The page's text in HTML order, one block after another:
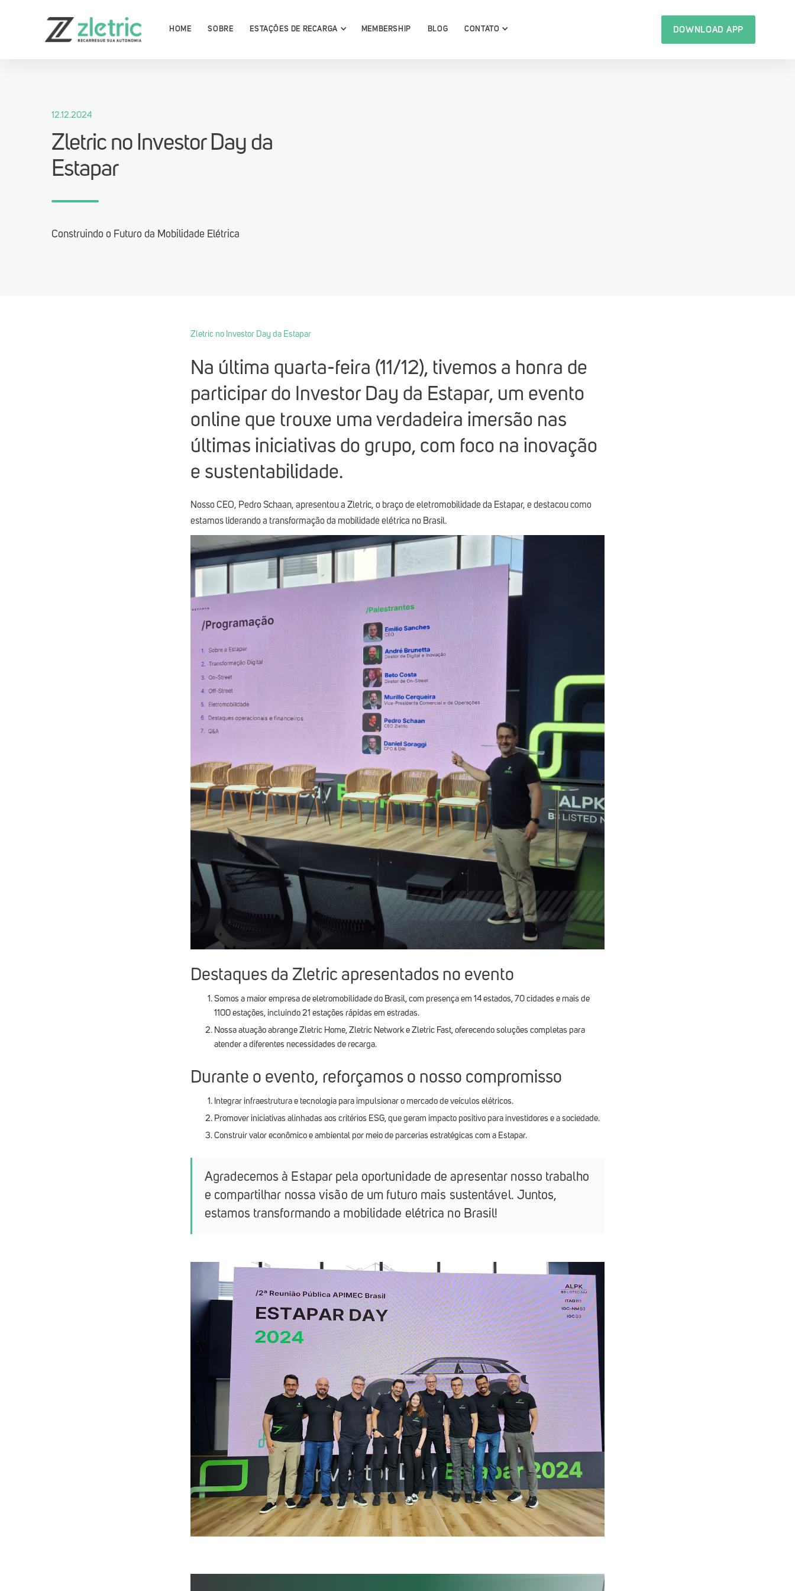
HOME SOBRE ESTAÇÕES DE RECARGA MEMBERSHIP BLOG CONTATO DOWNLOAD APP
Baixe agora o App Zletric e conheça
as nossas estações de recarga
12.12.2024
Zletric no Investor Day da
Estapar
Construindo o Futuro da Mobilidade Elétrica
Zletric no Investor Day da Estapar
Na última quarta-feira (11/12), tivemos a honra de
participar do Investor Day da Estapar, um evento
online que trouxe uma verdadeira imersão nas
últimas iniciativas do grupo, com foco na inovação
e sustentabilidade.
Nosso CEO, Pedro Schaan, apresentou a Zletric, o braço de eletromobilidade da Estapar, e destacou como
estamos liderando a transformação da mobilidade elétrica no Brasil.
Destaques da Zletric apresentados no evento
Somos a maior empresa de eletromobilidade do Brasil, com presença em 14 estados, 70 cidades e mais de
1100 estações, incluindo 21 estações rápidas em estradas.
Nossa atuação abrange Zletric Home, Zletric Network e Zletric Fast, oferecendo soluções completas para
atender a diferentes necessidades de recarga.
Durante o evento, reforçamos o nosso compromisso
Integrar infraestrutura e tecnologia para impulsionar o mercado de veículos elétricos.
Promover iniciativas alinhadas aos critérios ESG, que geram impacto positivo para investidores e a sociedade.
Construir valor econômico e ambiental por meio de parcerias estratégicas com a Estapar.
Agradecemos à Estapar pela oportunidade de apresentar nosso trabalho
e compartilhar nossa visão de um futuro mais sustentável. Juntos,
estamos transformando a mobilidade elétrica no Brasil!